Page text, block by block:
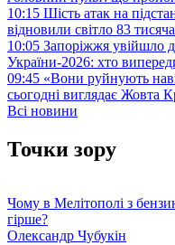
10:15 Шість атак на
відновили світло 83
10:05 Запоріжжя увійшло
України-2026: хто
09:45 «Вони руйнують
сьогодні виглядає Жовта
Всі новини
Точки зору
Чому в Мелітополі з
гірше?
Олександр Чубукін